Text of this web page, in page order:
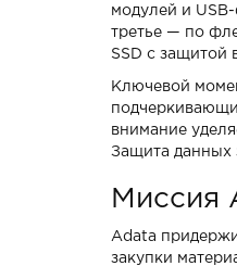
модулей и
третье — по
SSD с защитой
Ключевой
внимание
Защита данных
Миссия
Adata
закупки